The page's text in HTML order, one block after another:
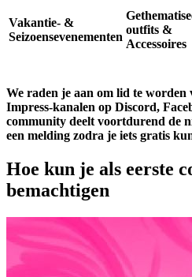
Vakantie- &
Seizoensevenementen
outfits &
Accessoires
We raden je aan om lid te worden
Impress-kanalen op Discord,
community deelt voortdurend de
een melding zodra je iets gratis
Hoe kun je als eerste
bemachtigen